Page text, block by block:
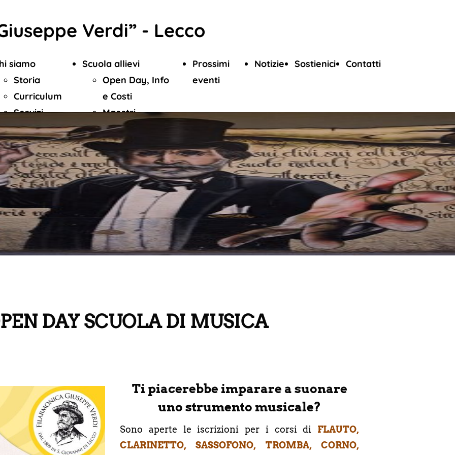
Verdi” - Lecco
siamo
Storia
Curriculum
Servizi
Direttivo
Maestro
Scuola allievi
Open Day, Info
e Costi
Maestri
Pronti,
settembre, via!
Prossimi
eventi
Notizie Sostienici Contatti
DAY SCUOLA DI MUSICA
Ti piacerebbe imparare a suonare
uno strumento musicale?
Sono aperte le iscrizioni per i corsi di FLAUTO,
CLARINETTO, SASSOFONO, TROMBA, CORNO,